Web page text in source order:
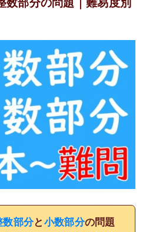
数部分の問題｜難易度別
数部分と 小数部分の問題